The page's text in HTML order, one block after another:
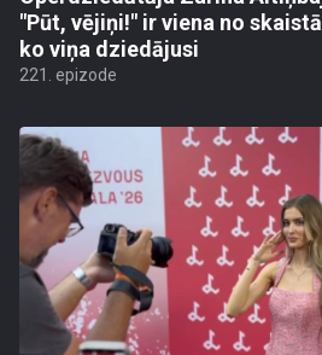
"Pūt, vējiņi!" ir viena no
ko viņa dziedājusi
221. epizode